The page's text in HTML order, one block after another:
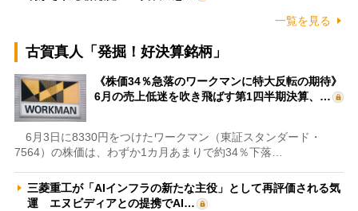
一覧を見る
古賀真人「発掘！好決算銘柄」
《株価34％急落のワークマンに特大反転の期待》
6月の売上低迷を吹き飛ばす第1四半期決算、…
6月3日に8330円をつけたワークマン（東証スタンダード・
7564）の株価は、わずか1カ月あまりで約34％下落…
三菱重工が「AIインフラの新たな主役」として再評価される気
運 エヌビディアとの提携でAI…